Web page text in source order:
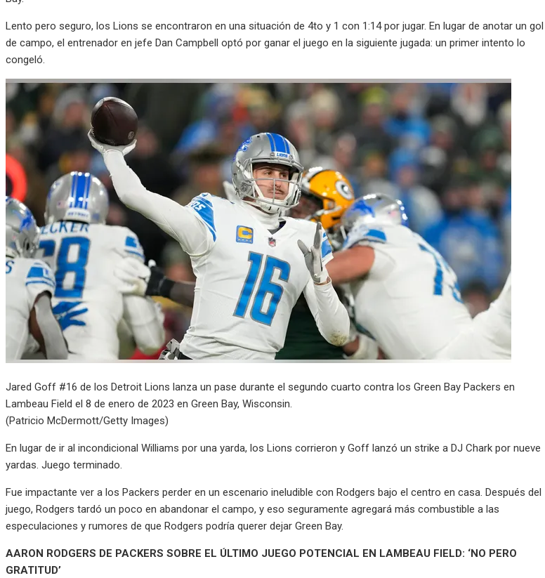
Lento pero seguro, los Lions se encontraron en una situación de 4to y 1 con 1:14 por jugar. En lugar de anotar un gol
de campo, el entrenador en jefe Dan Campbell optó por ganar el juego en la siguiente jugada: un primer intento lo
congeló.
Jared Goff #16 de los Detroit Lions lanza un pase durante el segundo cuarto contra los Green Bay Packers en
Lambeau Field el 8 de enero de 2023 en Green Bay, Wisconsin.
(Patricio McDermott/Getty Images)
En lugar de ir al incondicional Williams por una yarda, los Lions corrieron y Goff lanzó un strike a DJ Chark por nueve
yardas. Juego terminado.
Fue impactante ver a los Packers perder en un escenario ineludible con Rodgers bajo el centro en casa. Después del
juego, Rodgers tardó un poco en abandonar el campo, y eso seguramente agregará más combustible a las
especulaciones y rumores de que Rodgers podría querer dejar Green Bay.
AARON RODGERS DE PACKERS SOBRE EL ÚLTIMO JUEGO POTENCIAL EN LAMBEAU FIELD: ‘NO PERO
GRATITUD’